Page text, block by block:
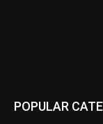
POPULAR